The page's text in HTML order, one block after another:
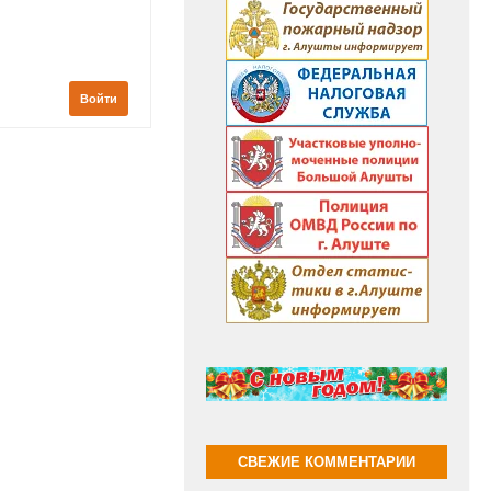
Войти
СВЕЖИЕ КОММЕНТАРИИ